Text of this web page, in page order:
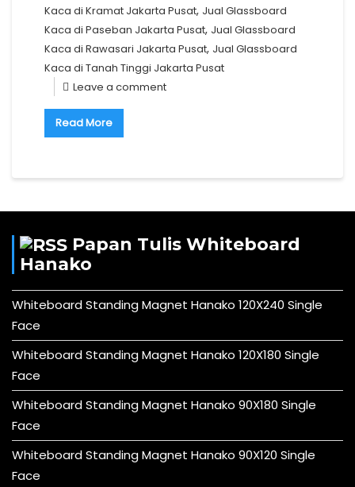
Kaca di Kramat Jakarta Pusat, Jual Glassboard
Kaca di Paseban Jakarta Pusat, Jual Glassboard
Kaca di Rawasari Jakarta Pusat, Jual Glassboard
Kaca di Tanah Tinggi Jakarta Pusat
Leave a comment
Read More
Papan Tulis Whiteboard
Hanako
Whiteboard Standing Magnet Hanako 120X240 Single
Face
Whiteboard Standing Magnet Hanako 120X180 Single
Face
Whiteboard Standing Magnet Hanako 90X180 Single
Face
Whiteboard Standing Magnet Hanako 90X120 Single
Face